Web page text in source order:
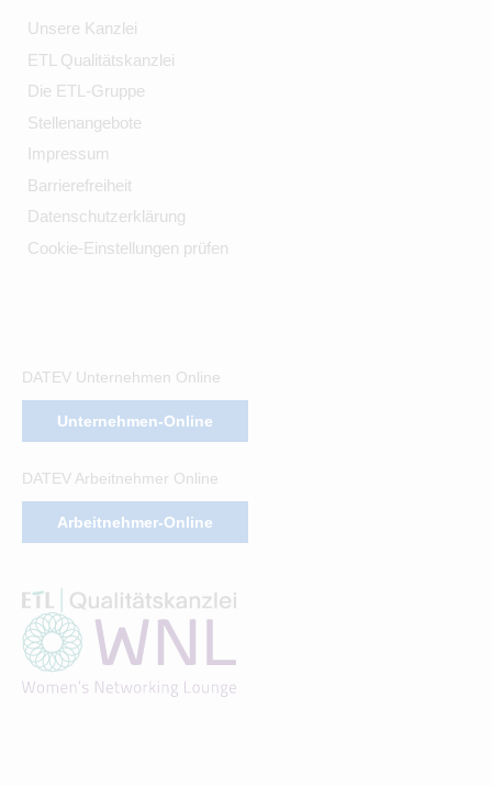
Unsere Kanzlei
ETL Qualitätskanzlei
Die ETL-Gruppe
Stellenangebote
Impressum
Barrierefreiheit
Datenschutzerklärung
Cookie-Einstellungen prüfen
DATEV Unternehmen Online
Unternehmen-Online
DATEV Arbeitnehmer Online
Arbeitnehmer-Online